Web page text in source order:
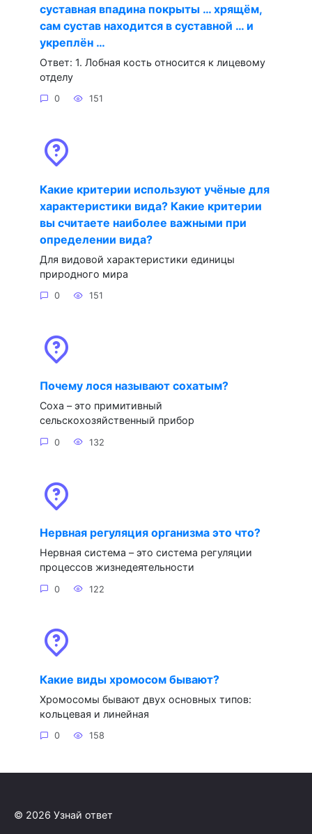
суставная впадина покрыты … хрящём,
сам сустав находится в суставной … и
укреплён …
Ответ: 1. Лобная кость относится к лицевому
отделу
0 151
Какие критерии используют учёные для
характеристики вида? Какие критерии
вы считаете наиболее важными при
определении вида?
Для видовой характеристики единицы
природного мира
0 151
Почему лося называют сохатым?
Соха – это примитивный
сельскохозяйственный прибор
0 132
Нервная регуляция организма это что?
Нервная система – это система регуляции
процессов жизнедеятельности
0 122
Какие виды хромосом бывают?
Хромосомы бывают двух основных типов:
кольцевая и линейная
0 158
© 2026 Узнай ответ